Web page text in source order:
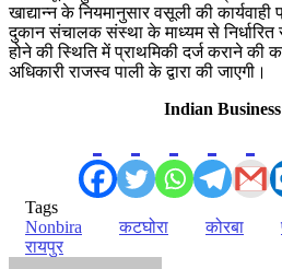
खाद्यान्न के नियमानुसार वसूली की
दुकान संचालक संस्था के माध्यम से निर्धारित
होने की स्थिति में प्राथमिकी दर्ज कराने की
अधिकारी राजस्व पाली के द्वारा की जाएगी।
Indian
Tags
Nonbira
कटघोरा कोरबा
रायपुर